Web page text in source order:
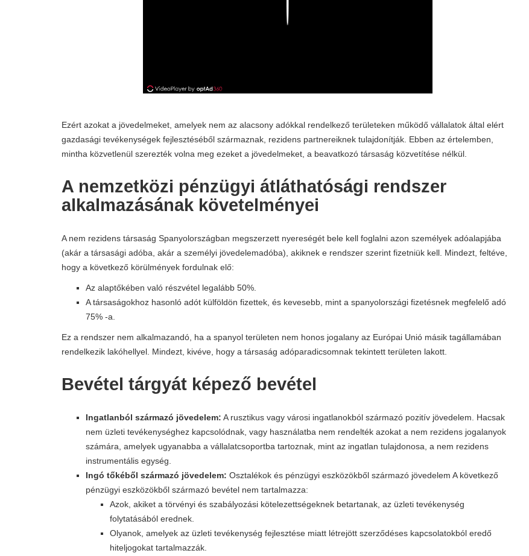
Ezért azokat a jövedelmeket, amelyek nem az alacsony adókkal rendelkező területeken működő vállalatok által elért
gazdasági tevékenységek fejlesztéséből származnak, rezidens partnereiknek tulajdonítják. Ebben az értelemben,
mintha közvetlenül szerezték volna meg ezeket a jövedelmeket, a beavatkozó társaság közvetítése nélkül.
A nemzetközi pénzügyi átláthatósági rendszer
alkalmazásának követelményei
A nem rezidens társaság Spanyolországban megszerzett nyereségét bele kell foglalni azon személyek adóalapjába
(akár a társasági adóba, akár a személyi jövedelemadóba), akiknek e rendszer szerint fizetniük kell. Mindezt, feltéve,
hogy a következő körülmények fordulnak elő:
Az alaptőkében való részvétel legalább 50%.
A társaságokhoz hasonló adót külföldön fizettek, és kevesebb, mint a spanyolországi fizetésnek megfelelő adó
75% -a.
Ez a rendszer nem alkalmazandó, ha a spanyol területen nem honos jogalany az Európai Unió másik tagállamában
rendelkezik lakóhellyel. Mindezt, kivéve, hogy a társaság adóparadicsomnak tekintett területen lakott.
Bevétel tárgyát képező bevétel
Ingatlanból származó jövedelem: A rusztikus vagy városi ingatlanokból származó pozitív jövedelem. Hacsak
nem üzleti tevékenységhez kapcsolódnak, vagy használatba nem rendelték azokat a nem rezidens jogalanyok
számára, amelyek ugyanabba a vállalatcsoportba tartoznak, mint az ingatlan tulajdonosa, a nem rezidens
instrumentális egység.
Ingó tőkéből származó jövedelem: Osztalékok és pénzügyi eszközökből származó jövedelem A következő
pénzügyi eszközökből származó bevétel nem tartalmazza:
Azok, akiket a törvényi és szabályozási kötelezettségeknek betartanak, az üzleti tevékenység
folytatásából erednek.
Olyanok, amelyek az üzleti tevékenység fejlesztése miatt létrejött szerződéses kapcsolatokból eredő
hiteljogokat tartalmazzák.